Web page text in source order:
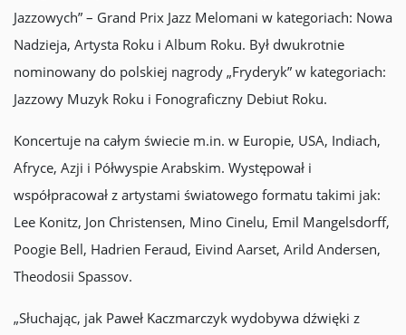
Jazzowych” – Grand Prix Jazz Melomani w kategoriach: Nowa
Nadzieja, Artysta Roku i Album Roku. Był dwukrotnie
nominowany do polskiej nagrody „Fryderyk” w kategoriach:
Jazzowy Muzyk Roku i Fonograficzny Debiut Roku.
Koncertuje na całym świecie m.in. w Europie, USA, Indiach,
Afryce, Azji i Półwyspie Arabskim. Występował i
współpracował z artystami światowego formatu takimi jak:
Lee Konitz, Jon Christensen, Mino Cinelu, Emil Mangelsdorff,
Poogie Bell, Hadrien Feraud, Eivind Aarset, Arild Andersen,
Theodosii Spassov.
„Słuchając, jak Paweł Kaczmarczyk wydobywa dźwięki z